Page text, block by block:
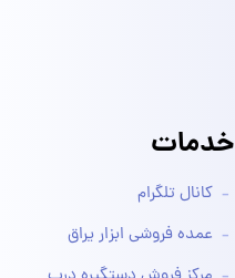
خدمات
کانال تلگرام
عمده فروشی ابزار یراق